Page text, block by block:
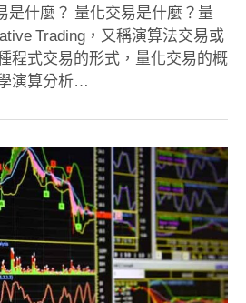
是什麼？ 量化交易是什麼？量
Trading，又稱演算法交易或
程式交易的形式，量化交易的概
演算分析…